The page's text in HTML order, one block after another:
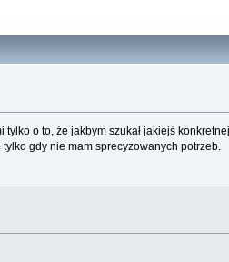
o to, że jakbym szukał jakiejś
gdy nie mam sprecyzowanych potrzeb.